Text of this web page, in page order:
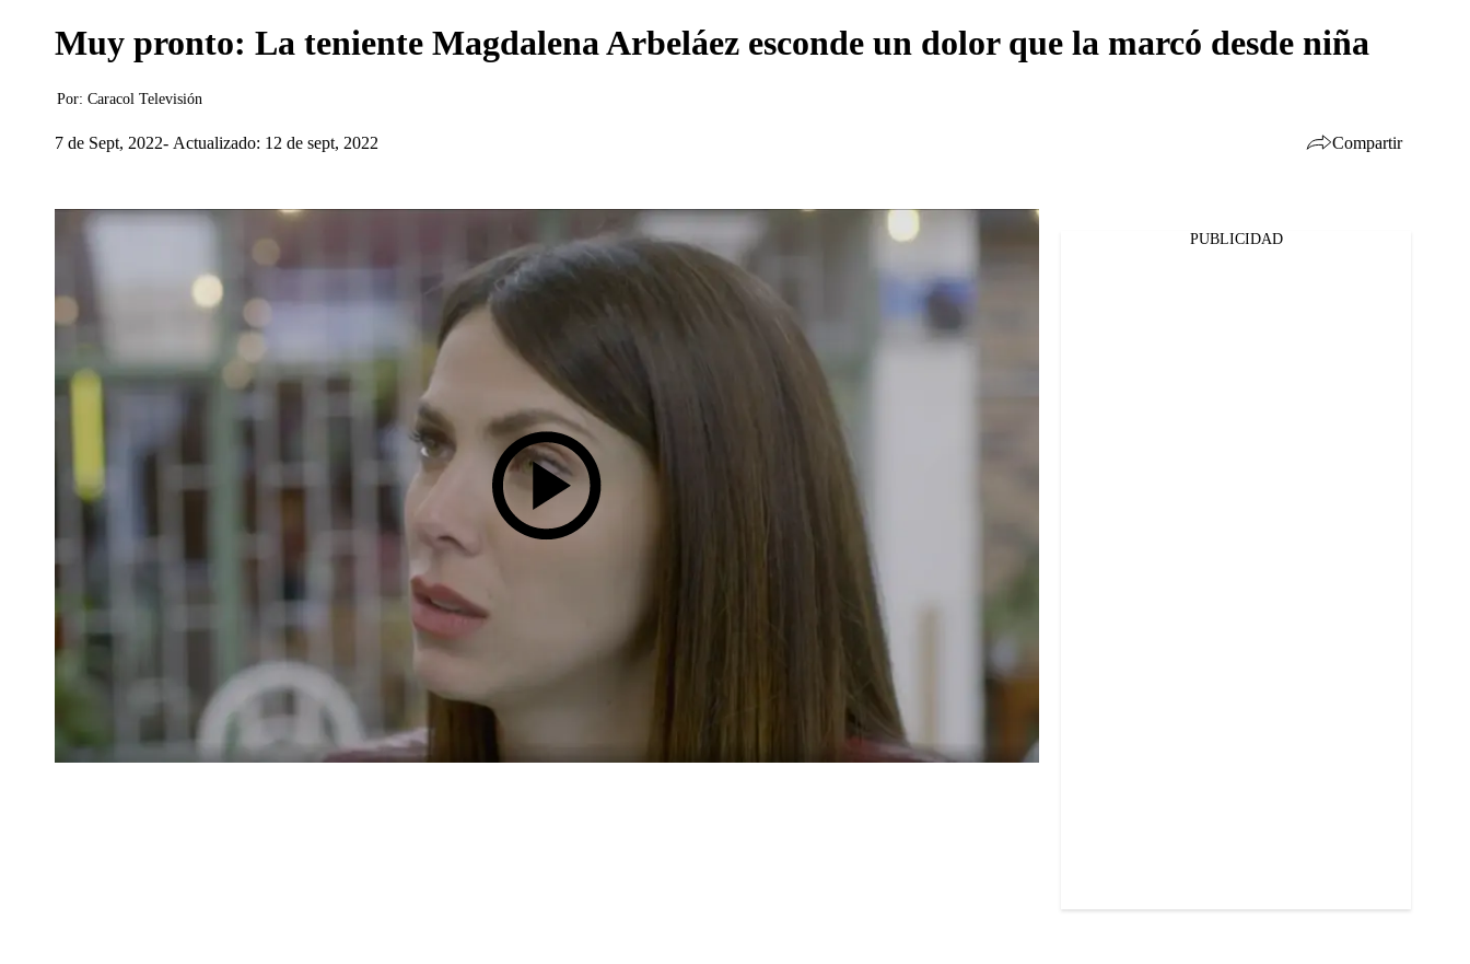
Muy pronto: La teniente Magdalena Arbeláez esconde un dolor que la marcó desde niña
Por: Caracol Televisión
7 de Sept, 2022 Actualizado: 12 de sept, 2022 Compartir
PUBLICIDAD